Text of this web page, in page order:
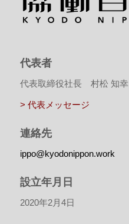
代表者
代表取締役社長 村松 知幸
> 代表メッセージ
連絡先
ippo@kyodonippon.work
設立年月日
2020年2月4日